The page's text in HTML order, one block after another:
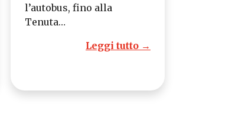
l’autobus, fino alla
Tenuta…
Leggi tutto →